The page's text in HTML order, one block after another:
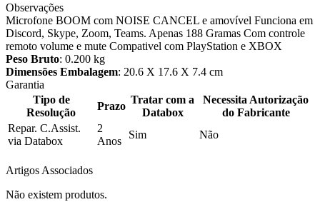
Observações
Microfone BOOM com NOISE CANCEL e amovível Funciona em
Discord, Skype, Zoom, Teams. Apenas 188 Gramas Com controle
remoto volume e mute Compativel com PlayStation e XBOX
Peso Bruto: 0.200 kg
Dimensões Embalagem: 20.6 X 17.6 X 7.4 cm
Garantia
Tipo de
Resolução
Prazo
Tratar com a
Databox
Necessita Autorização
do Fabricante
Repar. C.Assist.
via Databox
2
Anos
Sim Não
Artigos Associados
Não existem produtos.